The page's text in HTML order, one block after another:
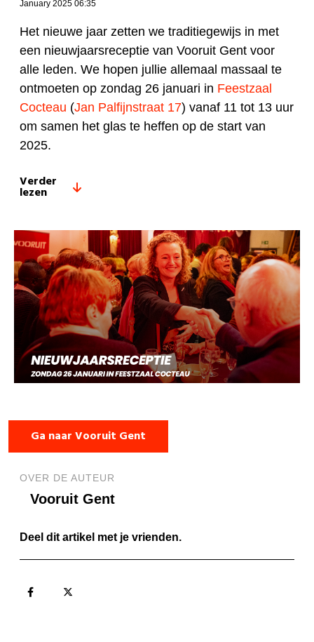
January 2025 06:35
Het nieuwe jaar zetten we traditiegewijs in met
een nieuwjaarsreceptie van Vooruit Gent voor
alle leden. We hopen jullie allemaal massaal te
ontmoeten op zondag 26 januari in Feestzaal
Cocteau (Jan Palfijnstraat 17) vanaf 11 tot 13 uur
om samen het glas te heffen op de start van
2025.
Verder
lezen
Ga naar Vooruit Gent
OVER DE AUTEUR
Vooruit Gent
Deel dit artikel met je vrienden.